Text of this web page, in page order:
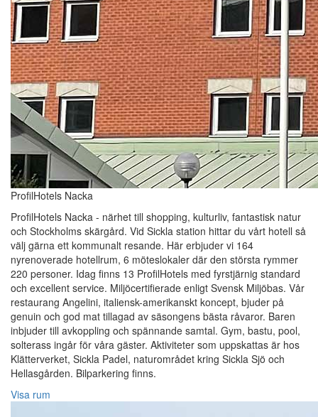
ProfilHotels Nacka
ProfilHotels Nacka - närhet till shopping, kulturliv, fantastisk natur
och Stockholms skärgård. Vid Sickla station hittar du vårt hotell så
välj gärna ett kommunalt resande. Här erbjuder vi 164
nyrenoverade hotellrum, 6 möteslokaler där den största rymmer
220 personer. Idag finns 13 ProfilHotels med fyrstjärnig standard
och excellent service. Miljöcertifierade enligt Svensk Miljöbas. Vår
restaurang Angelini, italiensk-amerikanskt koncept, bjuder på
genuin och god mat tillagad av säsongens bästa råvaror. Baren
inbjuder till avkoppling och spännande samtal. Gym, bastu, pool,
solterass ingår för våra gäster. Aktiviteter som uppskattas är hos
Klätterverket, Sickla Padel, naturområdet kring Sickla Sjö och
Hellasgården. Bilparkering finns.
Visa rum